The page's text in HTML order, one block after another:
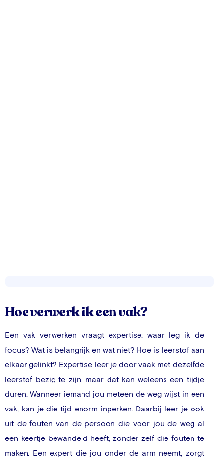
Hoe verwerk ik een vak?
Een vak verwerken vraagt expertise: waar leg ik de
focus? Wat is belangrijk en wat niet? Hoe is leerstof aan
elkaar gelinkt? Expertise leer je door vaak met dezelfde
leerstof bezig te zijn, maar dat kan weleens een tijdje
duren. Wanneer iemand jou meteen de weg wijst in een
vak, kan je die tijd enorm inperken. Daarbij leer je ook
uit de fouten van de persoon die voor jou de weg al
een keertje bewandeld heeft, zonder zelf die fouten te
maken. Een expert die jou onder de arm neemt, zorgt